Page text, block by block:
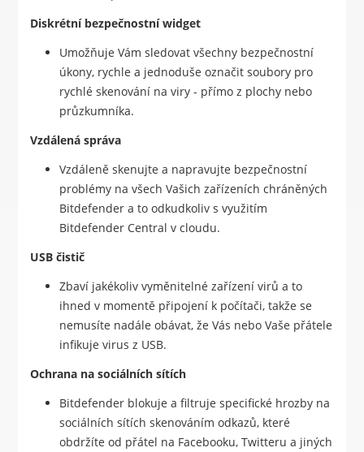
Diskrétní bezpečnostní widget
Umožňuje Vám sledovat všechny bezpečnostní
úkony, rychle a jednoduše označit soubory pro
rychlé skenování na viry - přímo z plochy nebo
průzkumníka.
Vzdálená správa
Vzdáleně skenujte a napravujte bezpečnostní
problémy na všech Vašich zařízeních chráněných
Bitdefender a to odkudkoliv s využitím
Bitdefender Central v cloudu.
USB čistič
Zbaví jakékoliv vyměnitelné zařízení virů a to
ihned v momentě připojení k počítači, takže se
nemusíte nadále obávat, že Vás nebo Vaše přátele
infikuje virus z USB.
Ochrana na sociálních sítích
Bitdefender blokuje a filtruje specifické hrozby na
sociálních sítích skenováním odkazů, které
obdržíte od přátel na Facebooku, Twitteru a jiných